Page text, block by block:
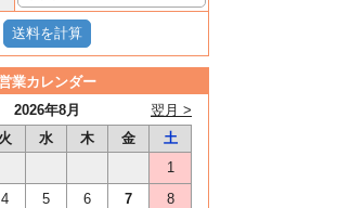
業カレンダー
2026年8月
翌月 >
火 水 木 金
土
1
4 5 6 7
8